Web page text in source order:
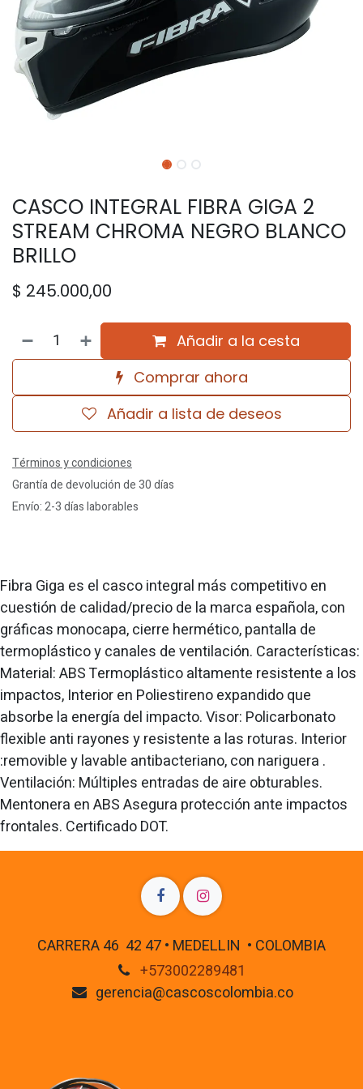
CASCO INTEGRAL FIBRA GIGA 2
STREAM CHROMA NEGRO BLANCO
BRILLO
$ 245.000,00
Añadir a la cesta
Comprar ahora
Añadir a lista de deseos
Términos y condiciones
Grantía de devolución de 30 días
Envío: 2-3 días laborables
Fibra Giga es el casco integral más competitivo en
cuestión de calidad/precio de la marca española, con
gráficas monocapa, cierre hermético, pantalla de
termoplástico y canales de ventilación. Características:
Material: ABS Termoplástico altamente resistente a los
impactos, Interior en Poliestireno expandido que
absorbe la energía del impacto. Visor: Policarbonato
flexible anti rayones y resistente a las roturas. Interior
:removible y lavable antibacteriano, con nariguera .
Ventilación: Múltiples entradas de aire obturables.
Mentonera en ABS Asegura protección ante impactos
frontales. Certificado DOT.
CARRERA 46 42 47 • MEDELLIN • COLOMBIA
+573002289481
gerencia@cascoscolombia.co